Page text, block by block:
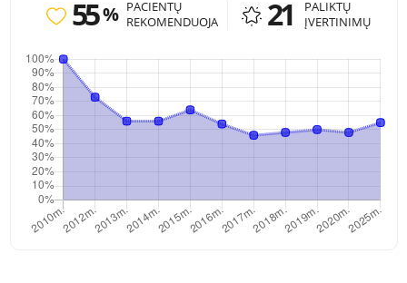
55 % PACIENTŲ
REKOMENDUOJA
21
PALIKTŲ
ĮVERTINIMŲ